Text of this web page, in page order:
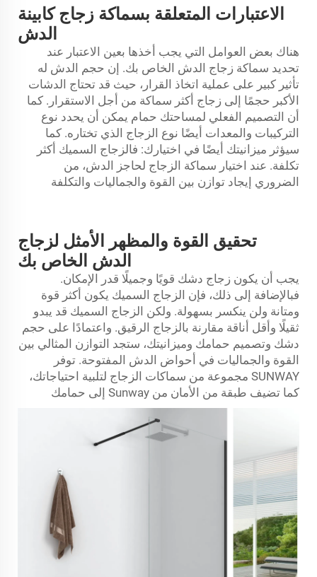
الاعتبارات المتعلقة بسماكة زجاج كابينة
الدش
هناك بعض العوامل التي يجب أخذها بعين الاعتبار عند
تحديد سماكة زجاج الدش الخاص بك. إن حجم الدش له
تأثير كبير على عملية اتخاذ القرار، حيث قد تحتاج الدشات
الأكبر حجمًا إلى زجاج أكثر سماكة من أجل الاستقرار. كما
أن التصميم الفعلي لمساحتك حمام يمكن أن يحدد نوع
التركيبات والمعدات أيضًا نوع الزجاج الذي تختاره. كما
سيؤثر ميزانيتك أيضًا في اختيارك: فالزجاج السميك أكثر
تكلفة. عند اختيار سماكة الزجاج لحاجز الدش، من
الضروري إيجاد توازن بين القوة والجماليات والتكلفة
تحقيق القوة والمظهر الأمثل لزجاج
الدش الخاص بك
يجب أن يكون زجاج دشك قويًا وجميلًا قدر الإمكان.
فبالإضافة إلى ذلك، فإن الزجاج السميك يكون أكثر قوة
ومتانة ولن ينكسر بسهولة. ولكن الزجاج السميك قد يبدو
ثقيلًا وأقل أناقة مقارنة بالزجاج الرقيق. واعتمادًا على حجم
دشك وتصميم حمامك وميزانيتك، ستجد التوازن المثالي بين
القوة والجماليات في أحواض الدش المفتوحة. توفر
SUNWAY مجموعة من سماكات الزجاج لتلبية احتياجاتك،
كما تضيف طبقة من الأمان من Sunway إلى حمامك